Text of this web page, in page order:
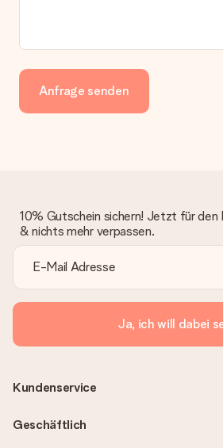
Anfrage senden
10% Gutschein sichern! Jetzt für den
& nichts mehr verpassen.
Ja, ich will dabei
Kundenservice
Geschäftlich